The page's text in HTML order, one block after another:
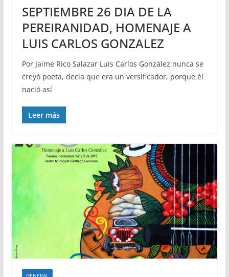
SEPTIEMBRE 26 DIA DE LA
PEREIRANIDAD, HOMENAJE A
LUIS CARLOS GONZALEZ
Por Jaime Rico Salazar Luis Carlos González nunca se
creyó poeta, decía que era un versificador, porque él
nació así
Leer más
GENERAL